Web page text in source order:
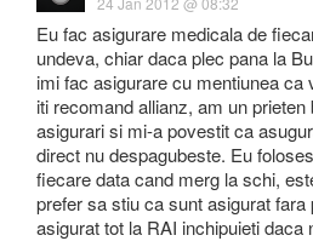
Eu fac asigurare medicala de
undeva, chiar daca plec pana la
imi fac asigurare cu mentiunea ca
iti recomand allianz, am un
asigurari si mi-a povestit ca
direct nu despagubeste. Eu
fiecare data cand merg la schi,
prefer sa stiu ca sunt asigurat
asigurat tot la RAI inchipuieti